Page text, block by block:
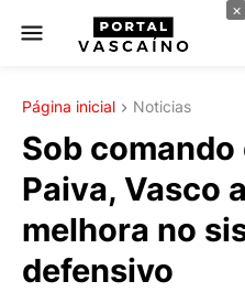
Página inicial Noticias
Sob comando
Paiva, Vasco
melhora no
defensivo
×